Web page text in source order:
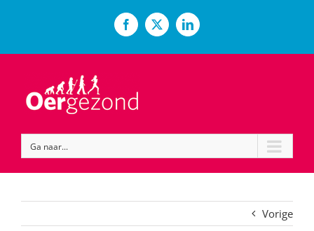
Facebook
X LinkedIn
Ga naar...
Vorige